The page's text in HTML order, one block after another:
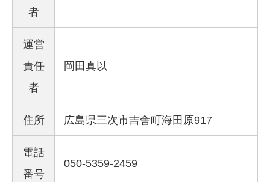
者
運営
責任
者
岡田真以
住所 広島県三次市吉舎町海田原917
電話
番号
050-5359-2459